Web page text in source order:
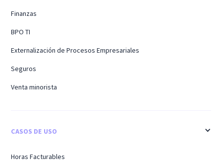
Finanzas
BPO TI
Externalización de Procesos Empresariales
Seguros
Venta minorista
CASOS DE USO
Horas Facturables